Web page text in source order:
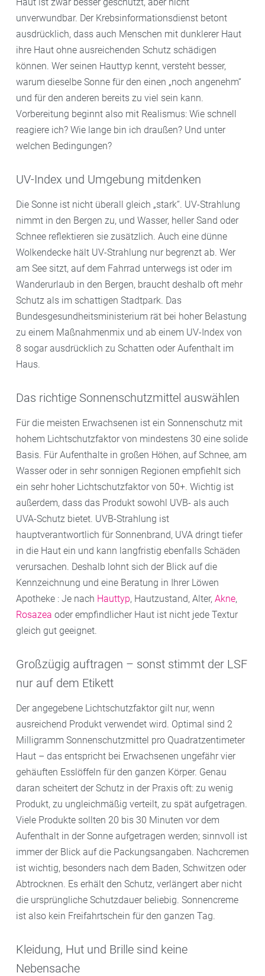
unverwundbar. Der Krebsinformationsdienst betont
ausdrücklich, dass auch Menschen mit dunklerer Haut
ihre Haut ohne ausreichenden Schutz schädigen
können. Wer seinen Hauttyp kennt, versteht besser,
warum dieselbe Sonne für den einen „noch angenehm“
und für den anderen bereits zu viel sein kann.
Vorbereitung beginnt also mit Realismus: Wie schnell
reagiere ich? Wie lange bin ich draußen? Und unter
welchen Bedingungen?
UV-Index und Umgebung mitdenken
Die Sonne ist nicht überall gleich „stark“. UV-Strahlung
nimmt in den Bergen zu, und Wasser, heller Sand oder
Schnee reflektieren sie zusätzlich. Auch eine dünne
Wolkendecke hält UV-Strahlung nur begrenzt ab. Wer
am See sitzt, auf dem Fahrrad unterwegs ist oder im
Wanderurlaub in den Bergen, braucht deshalb oft mehr
Schutz als im schattigen Stadtpark. Das
Bundesgesundheitsministerium rät bei hoher Belastung
zu einem Maßnahmenmix und ab einem UV-Index von
8 sogar ausdrücklich zu Schatten oder Aufenthalt im
Haus.
Das richtige Sonnenschutzmittel auswählen
Für die meisten Erwachsenen ist ein Sonnenschutz mit
hohem Lichtschutzfaktor von mindestens 30 eine solide
Basis. Für Aufenthalte in großen Höhen, auf Schnee, am
Wasser oder in sehr sonnigen Regionen empfiehlt sich
ein sehr hoher Lichtschutzfaktor von 50+. Wichtig ist
außerdem, dass das Produkt sowohl UVB- als auch
UVA-Schutz bietet. UVB-Strahlung ist
hauptverantwortlich für Sonnenbrand, UVA dringt tiefer
in die Haut ein und kann langfristig ebenfalls Schäden
verursachen. Deshalb lohnt sich der Blick auf die
Kennzeichnung und eine Beratung in Ihrer Löwen
Apotheke : Je nach Hauttyp, Hautzustand, Alter, Akne,
Rosazea oder empfindlicher Haut ist nicht jede Textur
gleich gut geeignet.
Großzügig auftragen – sonst stimmt der LSF
nur auf dem Etikett
Der angegebene Lichtschutzfaktor gilt nur, wenn
ausreichend Produkt verwendet wird. Optimal sind 2
Milligramm Sonnenschutzmittel pro Quadratzentimeter
Haut – das entspricht bei Erwachsenen ungefähr vier
gehäuften Esslöffeln für den ganzen Körper. Genau
daran scheitert der Schutz in der Praxis oft: zu wenig
Produkt, zu ungleichmäßig verteilt, zu spät aufgetragen.
Viele Produkte sollten 20 bis 30 Minuten vor dem
Aufenthalt in der Sonne aufgetragen werden; sinnvoll ist
immer der Blick auf die Packungsangaben. Nachcremen
ist wichtig, besonders nach dem Baden, Schwitzen oder
Abtrocknen. Es erhält den Schutz, verlängert aber nicht
die ursprüngliche Schutzdauer beliebig. Sonnencreme
ist also kein Freifahrtschein für den ganzen Tag.
Kleidung, Hut und Brille sind keine
Nebensache